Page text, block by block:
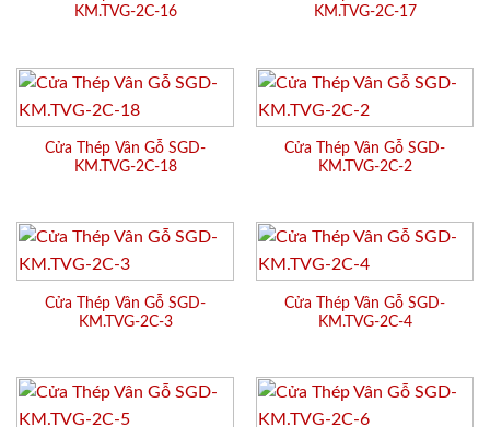
KM.TVG-2C-16
KM.TVG-2C-17
Cửa Thép Vân Gỗ SGD-
KM.TVG-2C-18
Cửa Thép Vân Gỗ SGD-
KM.TVG-2C-2
Cửa Thép Vân Gỗ SGD-
KM.TVG-2C-3
Cửa Thép Vân Gỗ SGD-
KM.TVG-2C-4